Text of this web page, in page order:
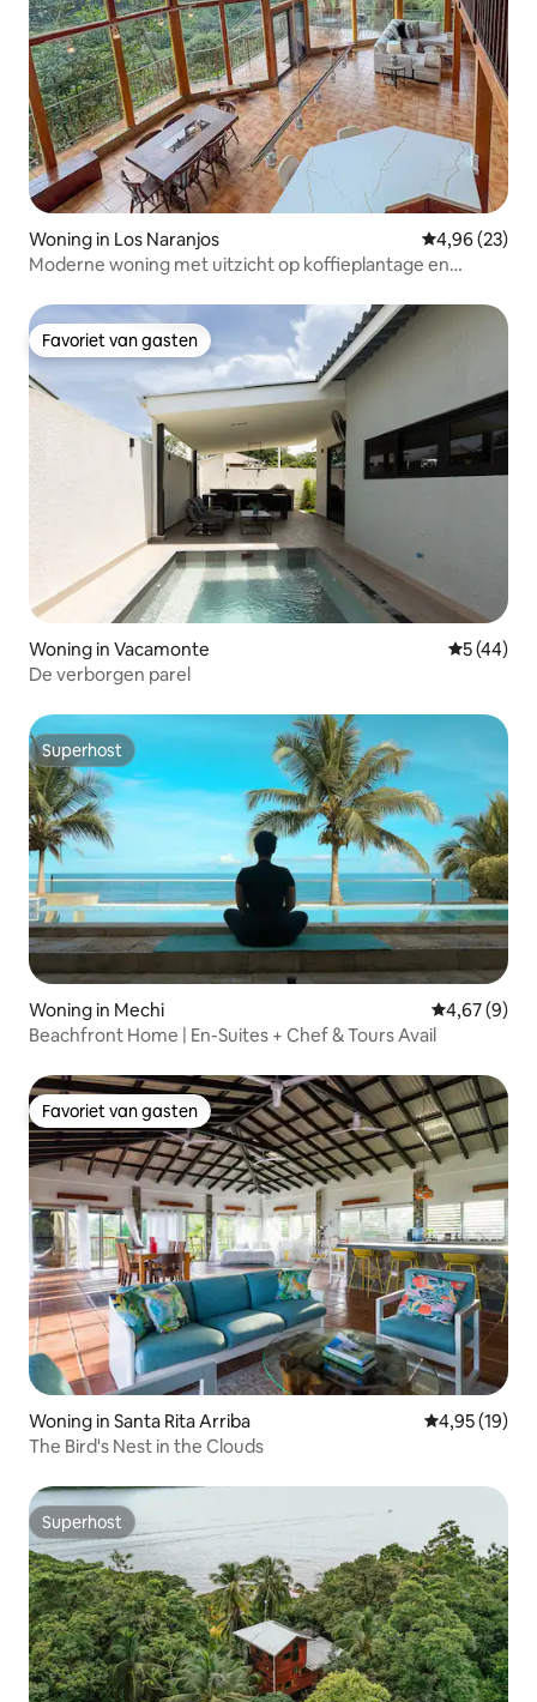
Woning in Los Naranjos Gemiddelde
4,96 (23)
Moderne woning met uitzicht op koffieplantage en
Favoriet van gasten
Favoriet van gasten
Woning in Vacamonte
5 (44)
De verborgen parel
Superhost
Superhost
Woning in Mechi Gemiddelde
4,67 (9)
Beachfront Home | En-Suites + Chef & Tours Avail
Favoriet van gasten
Favoriet van gasten
Woning in Santa Rita Arriba Gemiddelde
4,95 (19)
The Bird's Nest in the Clouds
Superhost
Superhost